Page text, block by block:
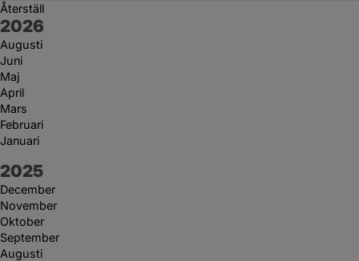
Återställ
År:
2026
Augusti
Juni
Maj
April
Mars
Februari
Januari
År:
2025
December
November
Oktober
September
Augusti